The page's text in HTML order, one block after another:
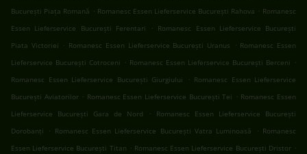
București Piața Romană . Romanesc Essen Lieferservice București Rahova . Romanesc
Essen Lieferservice București Ferentari
. Romanesc Essen Lieferservice București
Piata Victoriei . Romanesc Essen Lieferservice București Uranus . Romanesc Essen
Lieferservice București Cotroceni . Romanesc Essen Lieferservice București Berceni .
Romanesc Essen Lieferservice București Giurgiului
. Romanesc Essen Lieferservice
București Aviatorilor . Romanesc Essen Lieferservice București Tei . Romanesc Essen
Lieferservice București Gara de Nord
.
Romanesc Essen Lieferservice București
Dorobanți
. Romanesc Essen Lieferservice București Vatra Luminoasă . Romanesc
Essen Lieferservice București Titan . Romanesc Essen Lieferservice București Dristor .